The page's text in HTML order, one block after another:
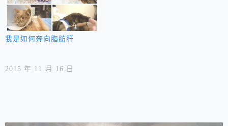
我是如何奔向脂肪肝
2015 年 11 月 16 日